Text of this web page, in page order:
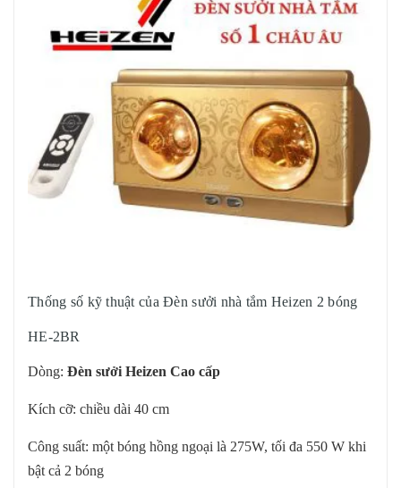
Thống số kỹ thuật của Đèn sưởi nhà tắm Heizen 2 bóng
HE-2BR
Dòng: Đèn sưởi Heizen Cao cấp
Kích cỡ: chiều dài 40 cm
Công suất: một bóng hồng ngoại là 275W, tối đa 550 W khi
bật cả 2 bóng